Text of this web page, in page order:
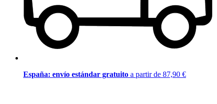
España: envío estándar gratuito a partir de 87,90 €